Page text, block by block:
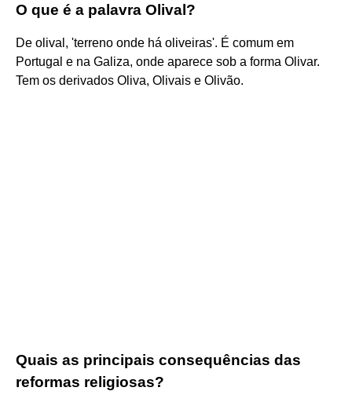
O que é a palavra Olival?
De olival, 'terreno onde há oliveiras'. É comum em
Portugal e na Galiza, onde aparece sob a forma Olivar.
Tem os derivados Oliva, Olivais e Olivão.
Quais as principais consequências das
reformas religiosas?